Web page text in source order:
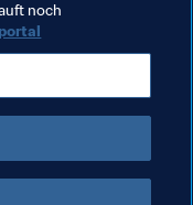
noch